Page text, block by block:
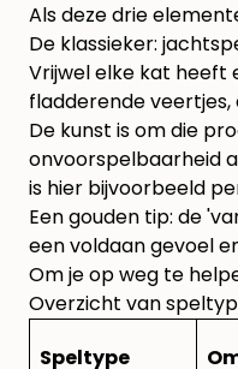
Als deze drie
De klassieker:
Vrijwel elke kat heeft
fladderende
De kunst is om die
onvoorspelbaarheid
is hier bijvoorbeeld
Een gouden tip: de
een voldaan gevoel
Om je op weg te
Overzicht van
Speltype